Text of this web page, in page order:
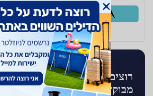
קנו עכשיו
ב- Zap
רוצים לקבל עדכונים על מוצרים
מבוקשים?